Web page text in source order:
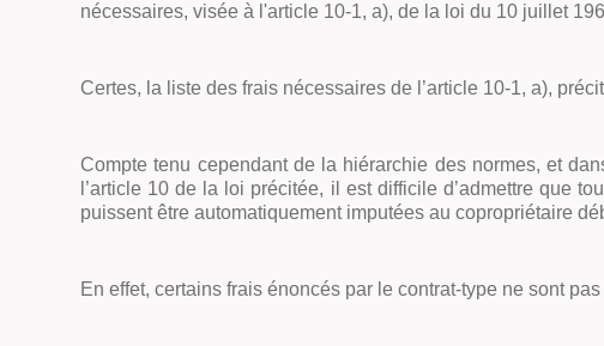
nécessaires, visée à l'article 10-1, a), de la loi du 10 juillet
Certes, la liste des frais nécessaires de l’article 10-1, a),
Compte tenu cependant de la hiérarchie des normes, et
l’article 10 de la loi précitée, il est difficile d’admettre que
puissent être automatiquement imputées au copropriétaire
En effet, certains frais énoncés par le contrat-type ne sont